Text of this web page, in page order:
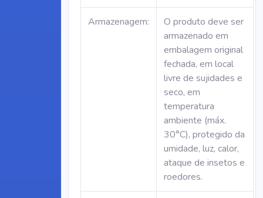
Armazenagem:
O produto deve ser
armazenado em
embalagem original
fechada, em local
livre de sujidades e
seco, em
temperatura
ambiente (máx.
30°C), protegido da
umidade, luz, calor,
ataque de insetos e
roedores.